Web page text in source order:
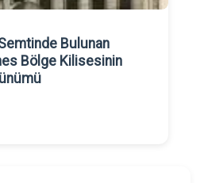
Bulunan
Bölge Kilisesinin